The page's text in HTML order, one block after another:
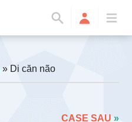
» Di căn não
CASE SAU »